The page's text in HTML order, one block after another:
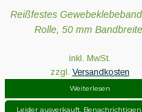
Reißfestes
Rolle, 50 mm
inkl. MwSt.
zzgl. Versandkosten
Weiterlesen
Leider ausverkauft.